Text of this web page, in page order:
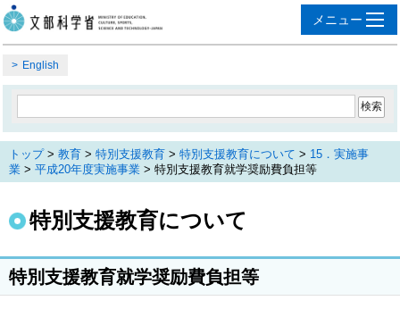
English
トップ> 教育 > 特別支援教育 > 特別支援教育について > 15．実施事
業 > 平成20年度実施事業 > 特別支援教育就学奨励費負担等
特別支援教育について
特別支援教育就学奨励費負担等